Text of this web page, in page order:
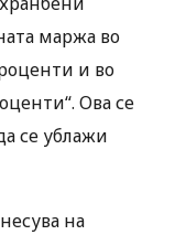
маржа во
и во
Ова се
се ублажи
на